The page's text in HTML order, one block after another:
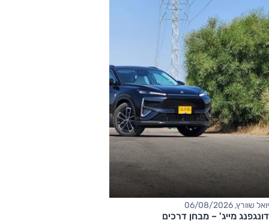
יואל שוורץ, 06/08/2026
דונגפנג מייג' – מבחן דרכים